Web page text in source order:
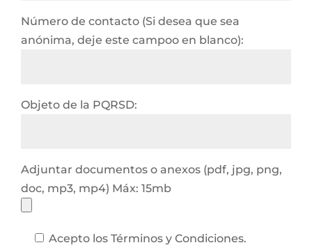
Número de contacto (Si desea que sea
anónima, deje este campoo en blanco):
Objeto de la PQRSD:
Adjuntar documentos o anexos (pdf, jpg, png,
doc, mp3, mp4) Máx: 15mb
Acepto los Términos y Condiciones.